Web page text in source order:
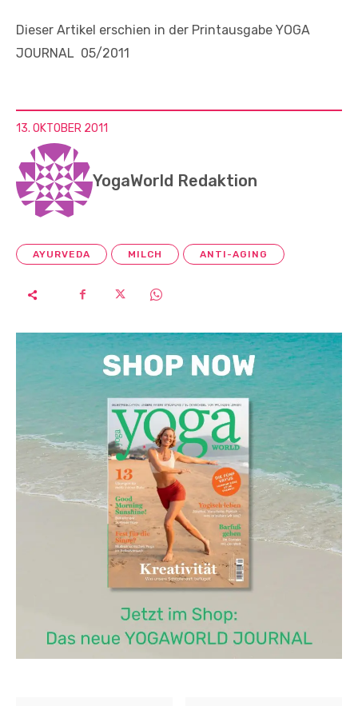
Dieser Artikel erschien in der Printausgabe YOGA
JOURNAL 05/2011
13. OKTOBER 2011
YogaWorld Redaktion
AYURVEDA MILCH ANTI-AGING